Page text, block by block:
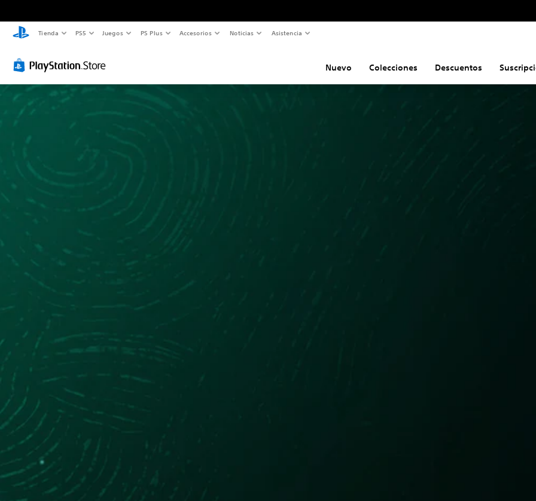
Tienda PS5 Juegos PS Plus Accesorios Noticias Asistencia
Nuevo Colecciones Descuentos